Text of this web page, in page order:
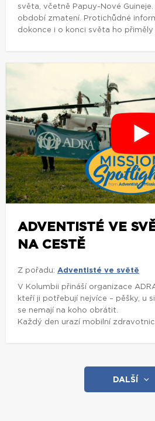
světa, včetně Papuy-Nové
období zmatení. Protichůdné
dokonce i o konci světa ho přiměly
ADVENTISTÉ VE
NA CESTĚ
Z pořadu: Adventisté ve světě
V Kolumbii přináší organizace
kteří ji potřebují nejvíce – pěšky, u
se nemají na koho obrátit.
Každý den urazí mobilní
DALŠÍ